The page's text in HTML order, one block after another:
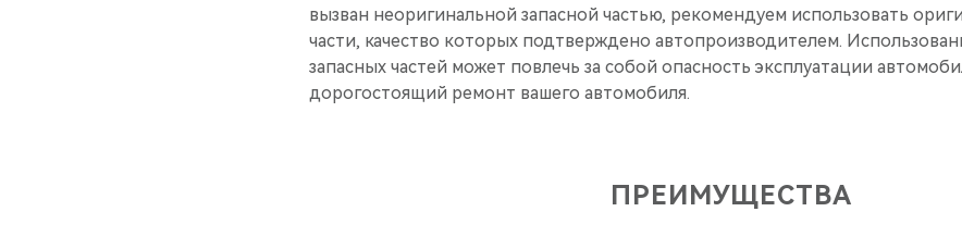
вызван неоригинальной запасной частью, рекомендуем использовать
части, качество которых подтверждено автопроизводителем.
запасных частей может повлечь за собой опасность эксплуатации
дорогостоящий ремонт вашего автомобиля.
ПРЕИМУЩЕСТВА